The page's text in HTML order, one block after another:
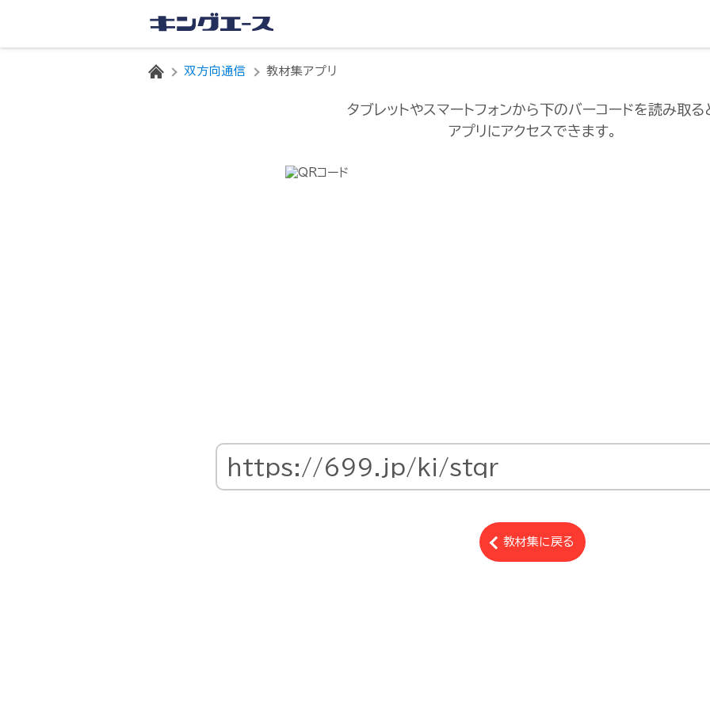
HOME
双方向通信 教材集アプリ
タブレットやスマートフォンから下のバーコードを読み取る
アプリにアクセスできます。
教材集に戻る